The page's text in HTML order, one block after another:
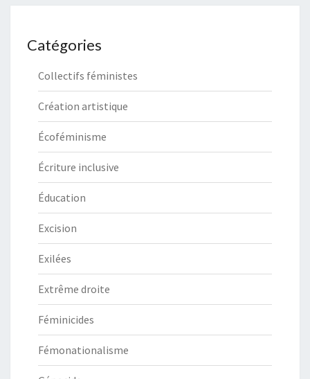
Catégories
Collectifs féministes
Création artistique
Écoféminisme
Écriture inclusive
Éducation
Excision
Exilées
Extrême droite
Féminicides
Fémonationalisme